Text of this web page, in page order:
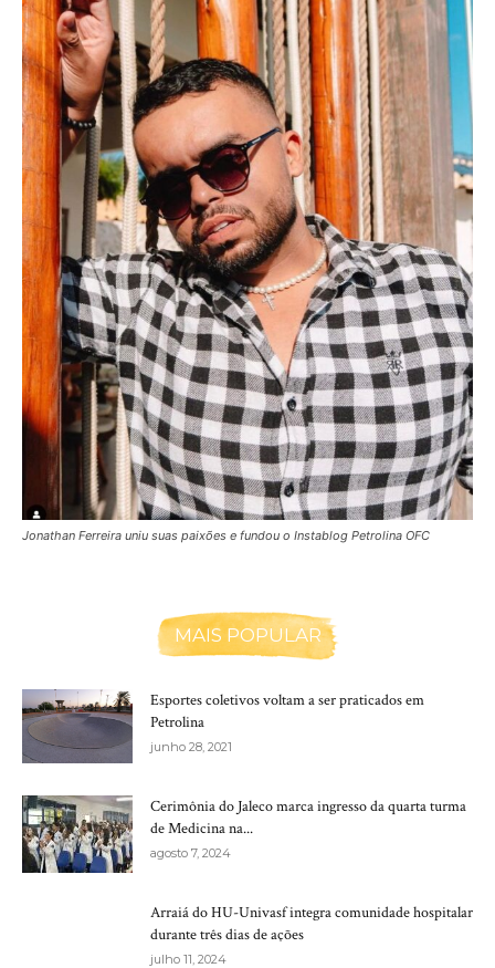
Jonathan Ferreira uniu suas paixões e fundou o Instablog Petrolina OFC
MAIS POPULAR
Esportes coletivos voltam a ser praticados em
Petrolina
junho 28, 2021
Cerimônia do Jaleco marca ingresso da quarta turma
de Medicina na...
agosto 7, 2024
Arraiá do HU-Univasf integra comunidade hospitalar
durante três dias de ações
julho 11, 2024